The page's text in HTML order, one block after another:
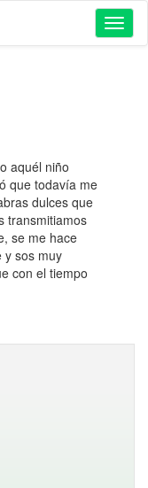
aquél niño
que todavía me
dulces que
transmitiamos
se me hace
y sos muy
con el tiempo